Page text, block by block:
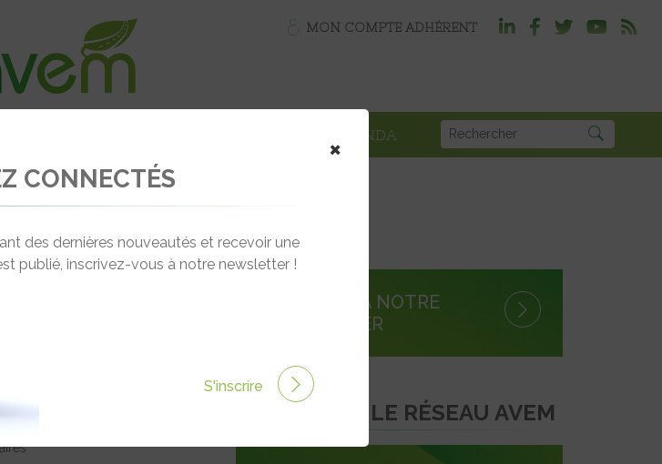
MON COMPTE ADHÉRENT
AGENDA
VOITURES
S'INSCRIRE À NOTRE
NEWSLETTER
REJOINDRE LE RÉSEAU AVEM
×
CONNECTÉS
des dernières nouveautés et recevoir une
publié, inscrivez-vous à notre newsletter !
S'inscrire